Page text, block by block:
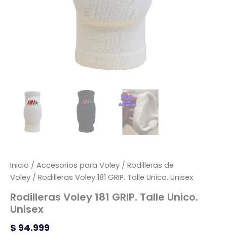
Inicio / Accesorios para Voley / Rodilleras de
Voley / Rodilleras Voley 181 GRIP. Talle Unico. Unisex
Rodilleras Voley 181 GRIP. Talle Unico.
Unisex
$ 94.999